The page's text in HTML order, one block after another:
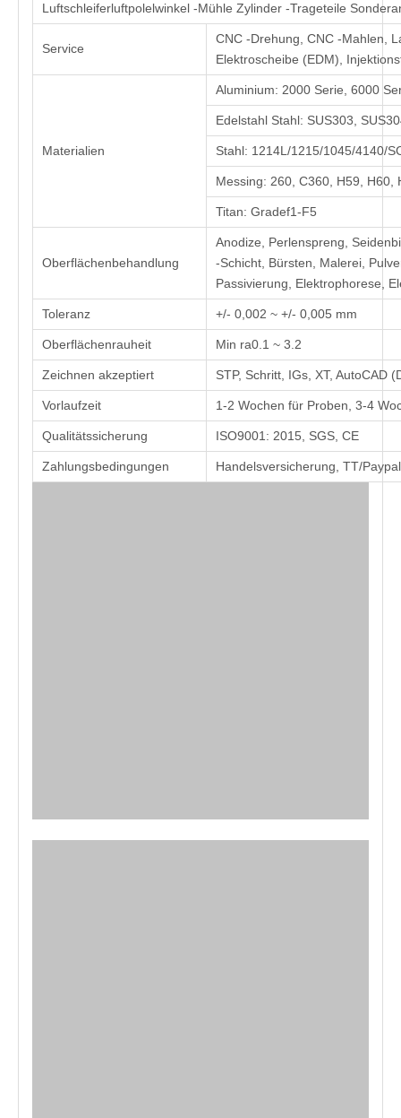
Luftschleiferluftpolelwinkel -Mühle Zylinder -Trageteile
Service
CNC -Drehung, CNC -Mahlen,
Elektroscheibe (EDM),
Materialien
Aluminium: 2000 Serie, 6000
Edelstahl Stahl: SUS303,
Stahl: 1214L/1215/1045/4140/
Messing: 260, C360, H59, H60,
Titan: Gradef1-F5
Oberflächenbehandlung
Anodize, Perlenspreng,
-Schicht, Bürsten, Malerei,
Passivierung, Elektrophorese,
Toleranz +/- 0,002 ~ +/- 0,005 mm
Oberflächenrauheit Min ra0.1 ~ 3.2
Zeichnen akzeptiert STP, Schritt, IGs, XT, AutoCAD
Vorlaufzeit 1-2 Wochen für Proben, 3-4
Qualitätssicherung ISO9001: 2015, SGS, CE
Zahlungsbedingungen Handelsversicherung, TT/